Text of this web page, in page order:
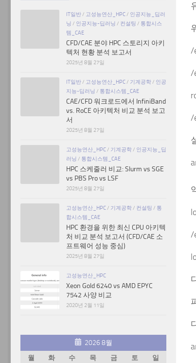
/
/
/
/
IT일반/ 고성능연산_HPC/ 인공지능_딥러
닝 / 인공지능-딥러닝 / 컨설팅 / 통합시스
템_CAE
CFD/CAE 분야 HPC 스토리지 아키
텍처 현황 분석 보고서
2025년 8월 27일
IT일반/ 고성능연산_HPC/ 기계공학/ 인공
지능-딥러닝 / 통합시스템_CAE
CAE/CFD 워크로드에서 InfiniBand
vs. RoCE 아키텍처 비교 분석 보고
서
2025년 8월 27일
고성능연산_HPC/ 기계공학/ 인공지능_딥
러닝 / 통합시스템_CAE
HPC 스케줄러 비교: Slurm vs SGE
vs PBS Pro vs LSF
2025년 8월 27일
고성능연산_HPC/ 기계공학/ 컨설팅 / 통
합시스템_CAE
HPC 환경을 위한 최신 CPU 아키텍
처 비교 분석 보고서 (CFD/CAE 소
프트웨어 성능 중심)
2025년 8월 27일
고성능연산_HPC
Xeon Gold 6240 vs AMD EPYC
7542 사양 비교
2020년 2월 11일
2026 8월
월
화 수 목 금 토
일